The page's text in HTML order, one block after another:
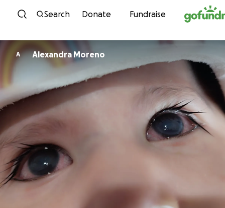
Skip to content
Search Donate Fundraise
A Alexandra Moreno